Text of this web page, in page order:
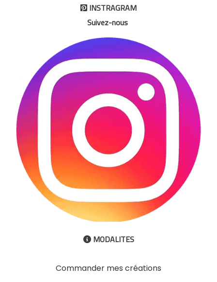
 INSTRAGRAM
Suivez-nous
 MODALITES
Commander mes créations